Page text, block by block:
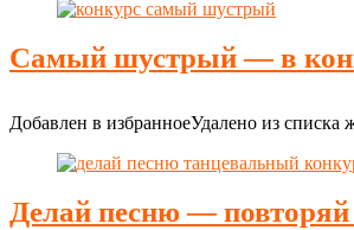
Самый шустрый — в
Добавлен в избранноеУдалено из списка
Делай песню — повторяй